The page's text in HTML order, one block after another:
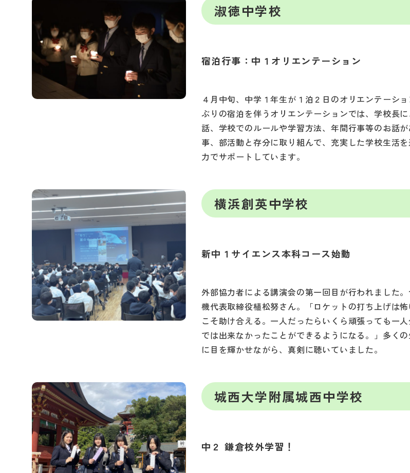
淑徳中学校
宿泊行事：中１オリエンテーション
４月中旬、中学１年生が１泊２日のオリエンテーシ
ぶりの宿泊を伴うオリエンテーションでは、学校長
話、学校でのルールや学習方法、年間行事等のお話
事、部活動と存分に取り組んで、充実した学校生活
力でサポートしています。
横浜創英中学校
新中１サイエンス本科コース始動
外部協力者による講演会の第一回目が行われました
機代表取締役植松努さん。「ロケットの打ち上げは
こそ助け合える。一人だったらいくら頑張っても一
では出来なかったことができるようになる。」多く
に目を輝かせながら、真剣に聴いていました。
城西大学附属城西中学校
中２ 鎌倉校外学習！